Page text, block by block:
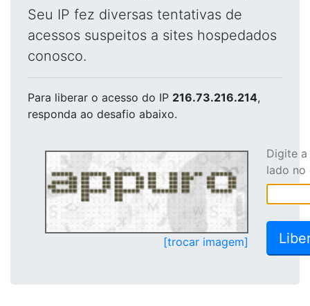
Seu IP fez diversas tentativas de
acessos suspeitos a sites hospedados
conosco.
Para liberar o acesso do IP 216.73.216.214,
responda ao desafio abaixo.
[trocar imagem]
Digite
lado no